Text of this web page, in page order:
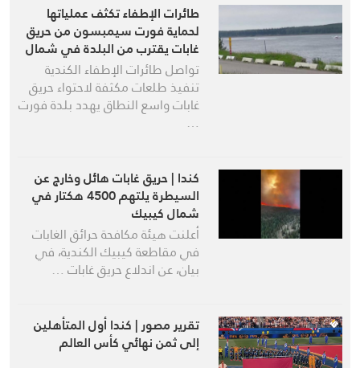
طائرات الإطفاء تكثف عملياتها
لحماية فورت سيمبسون من حريق
غابات يقترب من البلدة في شمال
كندا
تواصل طائرات الإطفاء الكندية
تنفيذ طلعات مكثفة لاحتواء حريق
غابات واسع النطاق يهدد بلدة فورت
…
كندا | حريق غابات هائل وخارج عن
السيطرة يلتهم 4500 هكتار في
شمال كيبيك
أعلنت هيئة مكافحة حرائق الغابات
في مقاطعة كيبيك الكندية، في
بيان، عن اندلاع حريق غابات …
تقرير مصور | كندا أول المتأهلين
إلى ثمن نهائي كأس العالم